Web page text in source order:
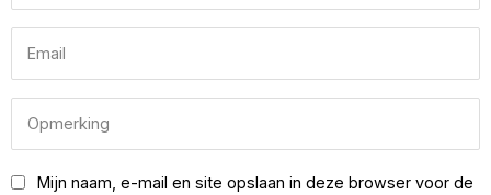
Mijn naam, e-mail en site opslaan in deze browser voor de